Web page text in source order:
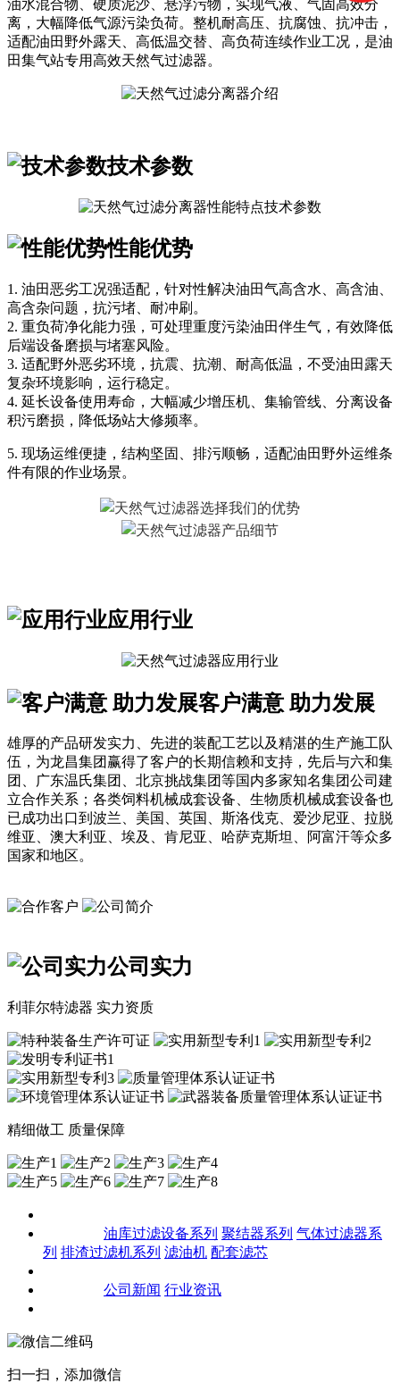
油水混合物、硬质泥沙、悬浮污物，实现气液、气固高效分
离，大幅降低气源污染负荷。整机耐高压、抗腐蚀、抗冲击，
适配油田野外露天、高低温交替、高负荷连续作业工况，是油
田集气站专用高效天然气过滤器。
技术参数
性能优势
1. 油田恶劣工况强适配，针对性解决油田气高含水、高含油、
高含杂问题，抗污堵、耐冲刷。
2. 重负荷净化能力强，可处理重度污染油田伴生气，有效降低
后端设备磨损与堵塞风险。
3. 适配野外恶劣环境，抗震、抗潮、耐高低温，不受油田露天
复杂环境影响，运行稳定。
4. 延长设备使用寿命，大幅减少增压机、集输管线、分离设备
积污磨损，降低场站大修频率。
5. 现场运维便捷，结构坚固、排污顺畅，适配油田野外运维条
件有限的作业场景。
应用行业
客户满意 助力发展
雄厚的产品研发实力、先进的装配工艺以及精湛的生产施工队
伍，为龙昌集团赢得了客户的长期信赖和支持，先后与六和集
团、广东温氏集团、北京挑战集团等国内多家知名集团公司建
立合作关系；各类饲料机械成套设备、生物质机械成套设备也
已成功出口到波兰、美国、英国、斯洛伐克、爱沙尼亚、拉脱
维亚、澳大利亚、埃及、肯尼亚、哈萨克斯坦、阿富汗等众多
国家和地区。
公司实力
利菲尔特滤器 实力资质
精细做工 质量保障
油库过滤设备系列 聚结器系列 气体过滤器系
列 排渣过滤机系列 滤油机 配套滤芯
公司新闻 行业资讯
扫一扫，添加微信